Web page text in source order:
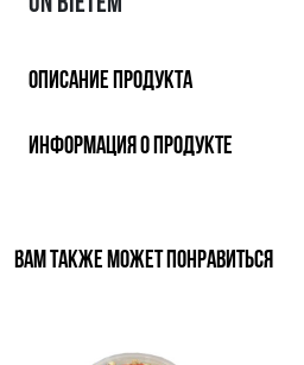
ОПИСАНИЕ ПРОДУКТА
ИНФОРМАЦИЯ О ПРОДУКТЕ
ВАМ ТАКЖЕ МОЖЕТ ПОНРАВИТЬСЯ